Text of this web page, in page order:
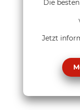
Die
Jetzt